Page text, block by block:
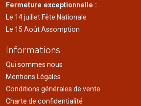
Fermeture exceptionnelle :
Le 14 juillet Fête Nationale
Le 15 Août Assomption
Informations
Qui sommes nous
Mentions Légales
Conditions générales de vente
Charte de confidentialité